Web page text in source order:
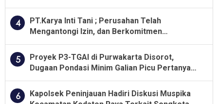
4
PT.Karya Inti Tani ; Perusahan Telah
Mengantongi Izin, dan Berkomitmen
5
Proyek P3-TGAI di Purwakarta Disorot,
Dugaan Pondasi Minim Galian Picu Pertanyaan
6
Kapolsek Peninjauan Hadiri Diskusi Muspika